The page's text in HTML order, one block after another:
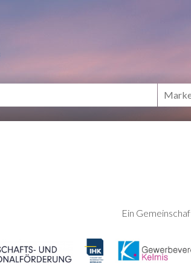
Händlern online
Ein